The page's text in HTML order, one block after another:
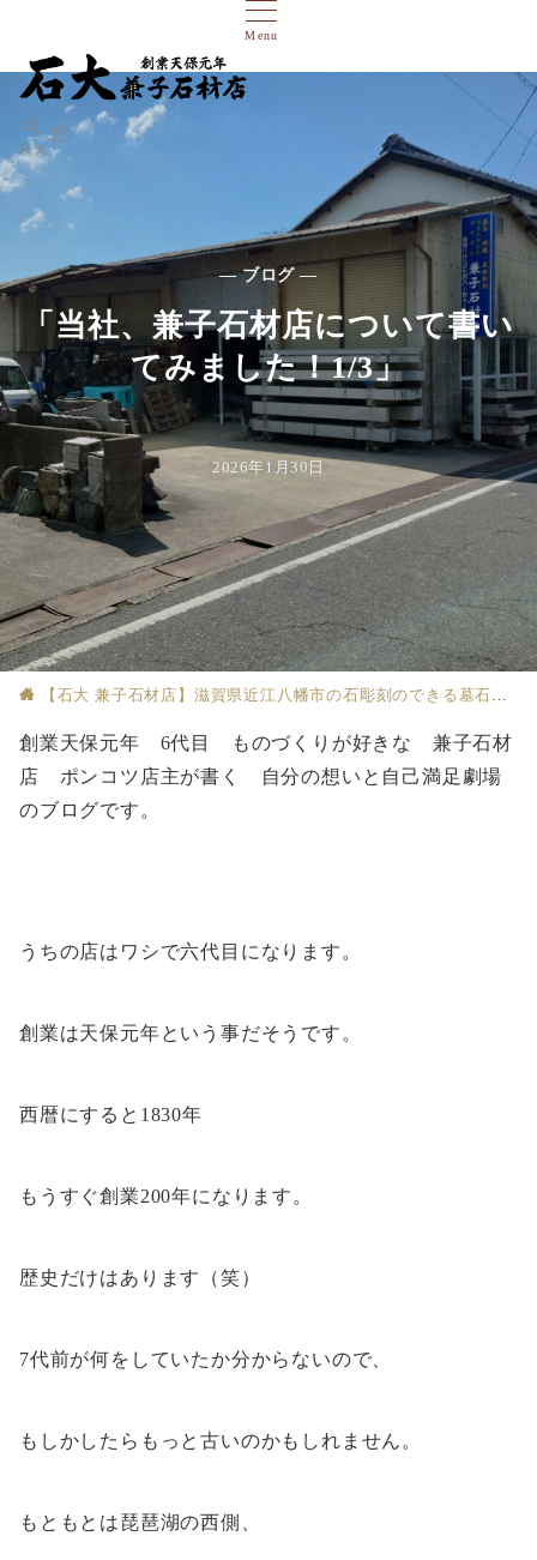
Menu
検索
— ブログ —
「当社、兼子石材店について書い
てみました！1/3」
2026年1月30日
【石大 兼子石材店】滋賀県近江八幡市の石彫刻のできる墓石店
創業天保元年 6代目 ものづくりが好きな 兼子石材
店 ポンコツ店主が書く 自分の想いと自己満足劇場
のブログです。
うちの店はワシで六代目になります。
創業は天保元年という事だそうです。
西暦にすると1830年
もうすぐ創業200年になります。
歴史だけはあります（笑）
7代前が何をしていたか分からないので、
もしかしたらもっと古いのかもしれません。
もともとは琵琶湖の西側、